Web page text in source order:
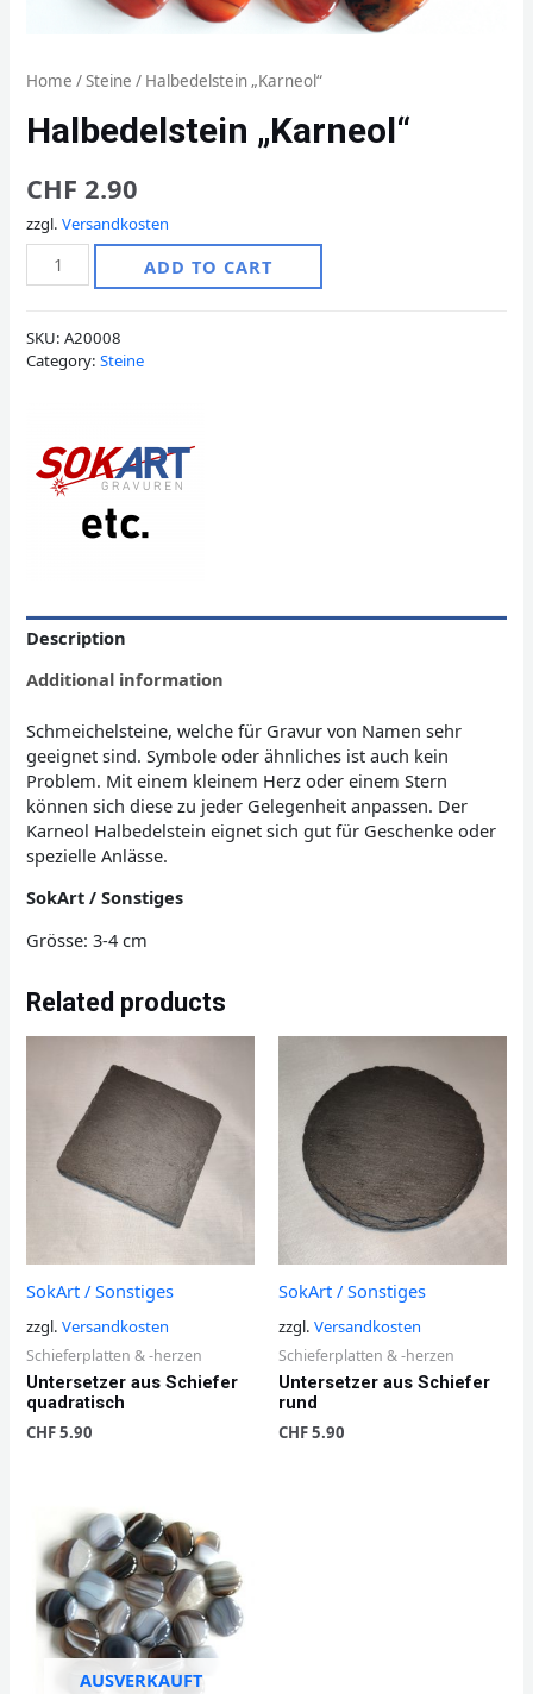
Home /Steine / Halbedelstein „Karneol“
Halbedelstein „Karneol“
CHF 2.90
zzgl.Versandkosten
Halbedelstein
"Karneol"
ADD TO CART
SKU:A20008
Category:Steine
Description
Additional information
Schmeichelsteine, welche für Gravur von Namen sehr
geeignet sind. Symbole oder ähnliches ist auch kein
Problem. Mit einem kleinem Herz oder einem Stern
können sich diese zu jeder Gelegenheit anpassen. Der
Karneol Halbedelstein eignet sich gut für Geschenke oder
spezielle Anlässe.
SokArt / Sonstiges
Grösse: 3-4 cm
Related products
SokArt / Sonstiges
zzgl.Versandkosten
Schieferplatten & -herzen
Untersetzer aus Schiefer
quadratisch
CHF5.90
SokArt / Sonstiges
zzgl. Versandkosten
Schieferplatten & -herzen
Untersetzer aus Schiefer
rund
CHF5.90
AUSVERKAUFT